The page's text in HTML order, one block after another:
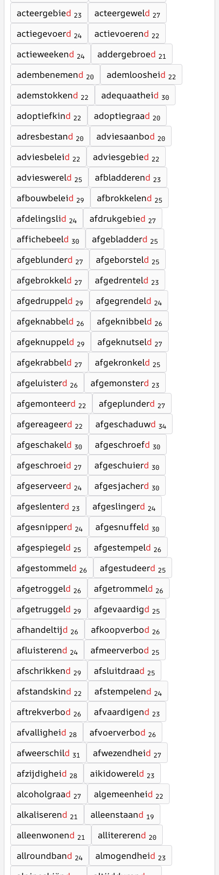
acteergebied 23 acteergeweld 27
actiegevoerd 24 actievoerend 22
actieweekend 24 addergebroed 21
adembenemend 20 ademloosheid 22
ademstokkend 22 adequaatheid 30
adoptiefkind 22 adoptiegraad 20
adresbestand 20 adviesaanbod 20
adviesbeleid 22 adviesgebied 22
advieswereld 25 afbladderend 23
afbouwbeleid 29 afbrokkelend 25
afdelingslid 24 afdrukgebied 27
affichebeeld 30 afgebladderd 25
afgeblunderd 27 afgeborsteld 25
afgebrokkeld 27 afgedrenteld 23
afgedruppeld 29 afgegrendeld 24
afgeknabbeld 26 afgeknibbeld 26
afgeknuppeld 29 afgeknutseld 27
afgekrabbeld 27 afgekronkeld 25
afgeluisterd 26 afgemonsterd 23
afgemonteerd 22 afgeplunderd 27
afgereageerd 22 afgeschaduwd 34
afgeschakeld 30 afgeschroefd 30
afgeschroeid 27 afgeschuierd 30
afgeserveerd 24 afgesjacherd 30
afgeslenterd 23 afgeslingerd 24
afgesnipperd 24 afgesnuffeld 30
afgespiegeld 25 afgestempeld 26
afgestommeld 26 afgestudeerd 25
afgetroggeld 26 afgetrommeld 26
afgetruggeld 29 afgevaardigd 25
afhandeltijd 26 afkoopverbod 26
afluisterend 24 afmeerverbod 25
afschrikkend 29 afsluitdraad 25
afstandskind 22 afstempelend 24
aftrekverbod 26 afvaardigend 23
afvalligheid 28 afvoerverbod 26
afweerschild 31 afwezendheid 27
afzijdigheid 28 aikidowereld 23
alcoholgraad 27 algemeenheid 22
alkaliserend 21 alleenstaand 19
alleenwonend 21 allitererend 20
allroundband 24 almogendheid 23